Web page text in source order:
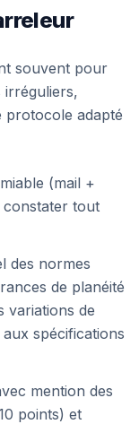
souvent pour
irréguliers,
protocole adapté
(mail +
tout
des normes
de planéité
variations de
spécifications
mention des
points) et